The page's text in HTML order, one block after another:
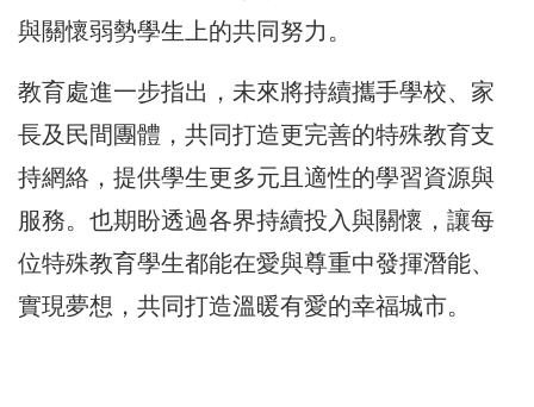
與關懷弱勢學生上的共同努力。
教育處進一步指出，未來將持續攜手學校、家
長及民間團體，共同打造更完善的特殊教育支
持網絡，提供學生更多元且適性的學習資源與
服務。也期盼透過各界持續投入與關懷，讓每
位特殊教育學生都能在愛與尊重中發揮潛能、
實現夢想，共同打造溫暖有愛的幸福城市。